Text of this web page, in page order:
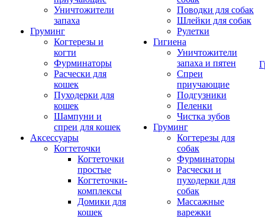
Уничтожители
запаха
Груминг
Когтерезы и
когти
Фурминаторы
Расчески для
кошек
Пуходерки для
кошек
Шампуни и
спреи для кошек
Аксессуары
Когтеточки
Когтеточки
простые
Когтеточки-
комплексы
Домики для
кошек
Поводки для собак
Шлейки для собак
Рулетки
Гигиена
Уничтожители
запаха и пятен
Спреи
приучающие
Подгузники
Пеленки
Чистка зубов
Груминг
Когтерезы для
собак
Фурминаторы
Расчески и
пуходерки для
собак
Массажные
варежки